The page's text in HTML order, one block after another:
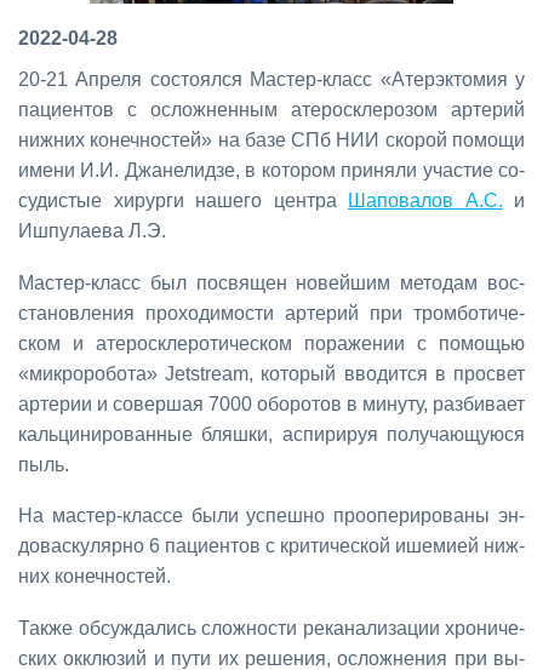
2022-04-28
20-21 Ап­ре­ля со­сто­ял­ся Ма­стер-класс «Атер­эк­то­мия у
па­ци­ен­тов с ослож­нен­ным ате­ро­скле­ро­зом ар­те­рий
ниж­них ко­неч­но­стей» на ба­зе СПб НИИ ско­рой по­мо­щи
име­ни И.И. Джа­не­лид­зе, в ко­то­ром при­ня­ли уча­стие со­
су­ди­стые хи­рур­ги на­ше­го цен­тра
Ша­по­ва­лов А.С. и
Ишпу­ла­е­ва Л.Э.
Ма­стер-класс был по­свя­щен но­вей­шим ме­то­дам вос­
ста­нов­ле­ния про­хо­ди­мо­сти ар­те­рий при тром­бо­ти­че­
ском и ате­ро­скле­ро­ти­че­ском по­ра­же­нии с по­мо­щью
«мик­ро­ро­бо­та» Jetstream, ко­то­рый вво­дит­ся в про­свет
ар­те­рии и со­вер­шая 7000 обо­ро­тов в ми­ну­ту, раз­би­ва­ет
каль­ци­ни­ро­ван­ные бляш­ки, ас­пи­ри­руя по­лу­ча­ю­щу­ю­ся
пыль.
На ма­стер-клас­се бы­ли успеш­но про­опе­ри­ро­ва­ны эн­
до­вас­ку­ляр­но 6 па­ци­ен­тов с кри­ти­че­ской ише­ми­ей ниж­
них ко­неч­но­стей.
Та­к­же об­суж­да­лись слож­но­сти ре­ка­на­ли­за­ции хро­ни­че­
ских ок­клю­зий и пу­ти их ре­ше­ния, ослож­не­ния при вы­